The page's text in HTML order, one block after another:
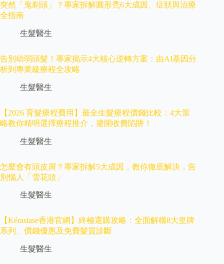
突然「鬼剃頭」？專家拆解圓形禿6大成因、症狀與治療
全指南
生髮醫生
告別幼弱頭髮！專家揭示4大核心逆轉方案：由AI基因分
析到專業級療程全攻略
生髮醫生
【2026 育髮療程費用】最全生髮療程價錢比較：4大策
略教你精明選擇療程推介，避開收費陷阱！
生髮醫生
怎麼會有頭皮屑？專家拆解5大成因，教你徹底解決，告
別惱人「雪花頭」
生髮醫生
【Kérastase香港官網】終極選購攻略：全面解構8大皇牌
系列、價錢優惠及免費髮質診斷
生髮醫生